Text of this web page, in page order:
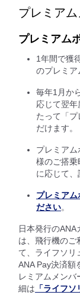
プレミア
プレミアム
1年間で獲
のプレミア
毎年1月か
応じて翌
たって「
だけます。
プレミア
様のご搭乗
に応じて、
プレミアム
ださい。
日本発行のANA
は、飛行機のご
て、ライフソリ
ANA Pay決済額
レミアムメン
細は 「ライフ